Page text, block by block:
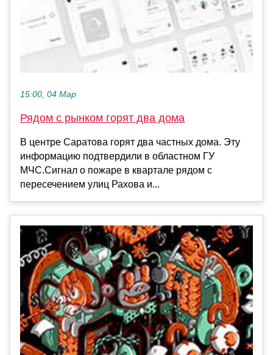
15:00, 04 Мар
Рядом с рынком горят два дома
В центре Саратова горят два частных дома. Эту
информацию подтвердили в областном ГУ
МЧС.Сигнал о пожаре в квартале рядом с
пересечением улиц Рахова и...